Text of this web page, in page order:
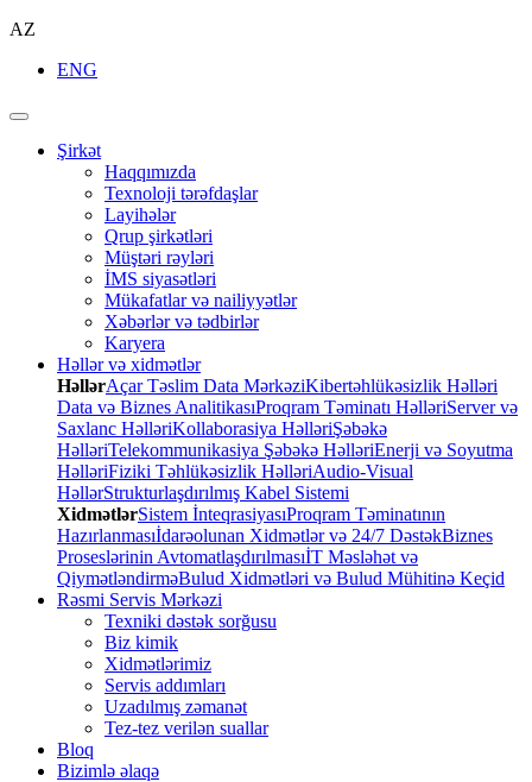
AZ
ENG
Şirkət
Haqqımızda
Texnoloji tərəfdaşlar
Layihələr
Qrup şirkətləri
Müştəri rəyləri
İMS siyasətləri
Mükafatlar və nailiyyətlər
Xəbərlər və tədbirlər
Karyera
Həllər və xidmətlər
HəllərAçar Təslim Data MərkəziKibertəhlükəsizlik Həlləri
Data və Biznes AnalitikasıProqram Təminatı HəlləriServer və
Saxlanc HəlləriKollaborasiya HəlləriŞəbəkə
HəlləriTelekommunikasiya Şəbəkə HəlləriEnerji və Soyutma
HəlləriFiziki Təhlükəsizlik HəlləriAudio-Visual
HəllərStrukturlaşdırılmış Kabel Sistemi
XidmətlərSistem İnteqrasiyasıProqram Təminatının
Hazırlanmasıİdarəolunan Xidmətlər və 24/7 DəstəkBiznes
Proseslərinin AvtomatlaşdırılmasıİT Məsləhət və
QiymətləndirməBulud Xidmətləri və Bulud Mühitinə Keçid
Rəsmi Servis Mərkəzi
Texniki dəstək sorğusu
Biz kimik
Xidmətlərimiz
Servis addımları
Uzadılmış zəmanət
Tez-tez verilən suallar
Bloq
Bizimlə əlaqə